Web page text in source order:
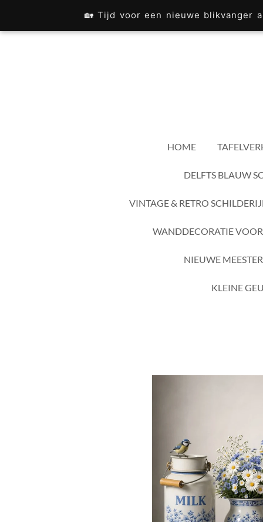
🏡 Tijd voor een nieuwe blikvanger
direct
HOME
DELFTS BLAUW
VINTAGE & RETRO
WANDDECORATIE
NIEUWE
KLEINE